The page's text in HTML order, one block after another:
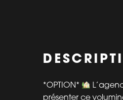
*OPTION*
présenter ce